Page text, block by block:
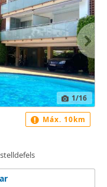
1/16
Máx. 10km